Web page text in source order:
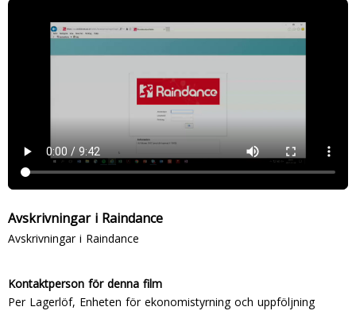
Avskrivningar i Raindance
Avskrivningar i Raindance
Kontaktperson för denna film
Per Lagerlöf, Enheten för ekonomistyrning och uppföljning